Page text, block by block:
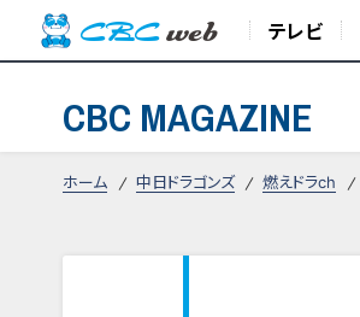
テレビ
CBC MAGAZINE
ホーム 中日ドラゴンズ 燃えドラch